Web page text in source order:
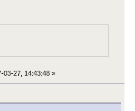
03-27, 14:43:48 »